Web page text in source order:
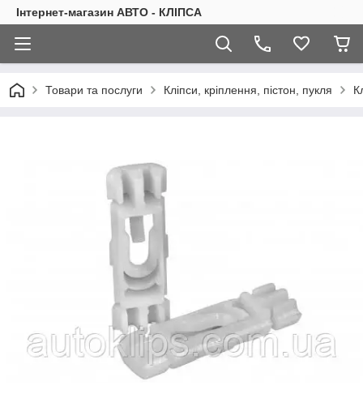
Інтернет-магазин АВТО - КЛІПСА
Товари та послуги Кліпси, кріплення, пістон, пукля